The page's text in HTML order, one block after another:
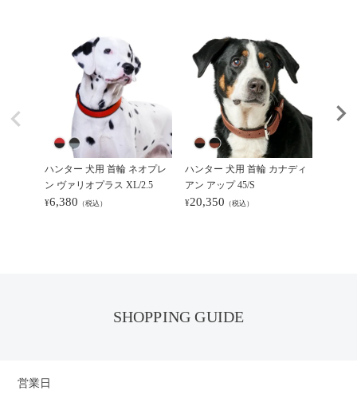
ハンター 犬用 首輪 ネオプレ
ン ヴァリオプラス XL/2.5
¥6,380 （税込）
ハンター 犬用 首輪 カナディ
アン アップ 45/S
¥20,350 （税込）
SHOPPING GUIDE
営業日